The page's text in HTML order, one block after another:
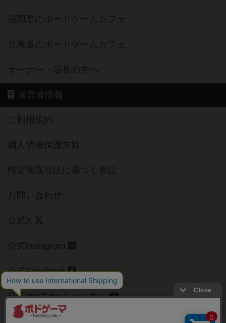
福岡県のボードゲームカフェ
北海道のボードゲームカフェ
オーナー・店長の方へ
運営者情報
ご利用規約
個人情報保護方針
特定商取引法に基づく表記
お問い合わせ
公式X
公式instagram
公式Facebook
公式YouTubeチャンネル